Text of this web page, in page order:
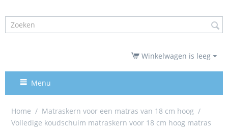
Winkelwagen is leeg
Menu
Home / Matraskern voor een matras van 18 cm hoog /
Volledige koudschuim matraskern voor 18 cm hoog matras